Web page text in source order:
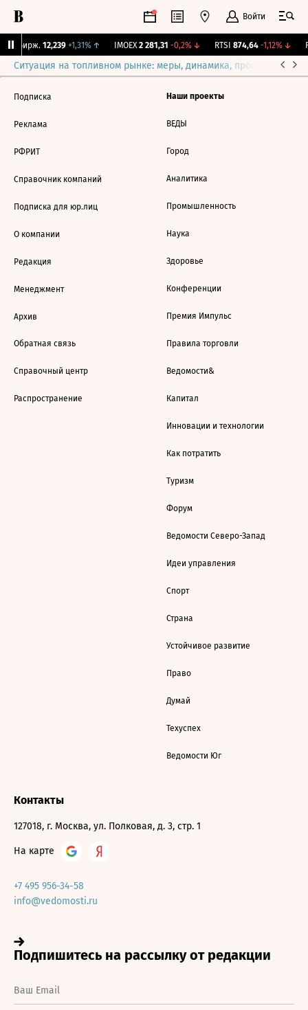
Войти
Бирж. 12,239 +1,31%↑ IMOEX 2 281,31 -0,2%↓ RTSI 874,64 -1,12%↓
Ситуация на топливном рынке: меры, динамика, прогнозы
Подписка
Реклама
РФРИТ
Справочник компаний
Подписка для юр.лиц
О компании
Редакция
Менеджмент
Архив
Обратная связь
Справочный центр
Распространение
Наши проекты
ВЕДЫ
Город
Аналитика
Промышленность
Наука
Здоровье
Конференции
Премия Импульс
Правила торговли
Ведомости&
Капитал
Инновации и технологии
Как потратить
Туризм
Форум
Ведомости Северо-Запад
Идеи управления
Спорт
Страна
Устойчивое развитие
Право
Думай
Техуспех
Ведомости Юг
Контакты
127018, г. Москва, ул. Полковая, д. 3, стр. 1
На карте
+7 495 956-34-58
info@vedomosti.ru